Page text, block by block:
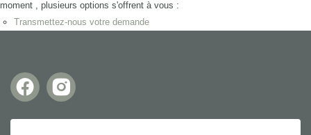
moment , plusieurs options s'offrent à vous :
Transmettez-nous votre demande